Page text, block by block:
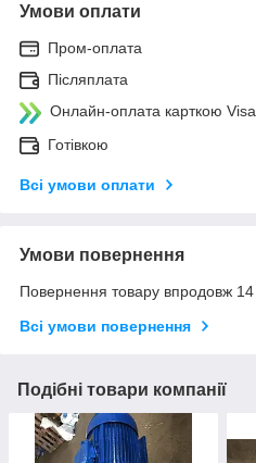
Умови оплати
Пром-оплата
Післяплата
Онлайн-оплата карткою
Готівкою
Всі умови оплати
Умови повернення
Повернення товару впродовж 14
Всі умови повернення
Подібні товари компанії